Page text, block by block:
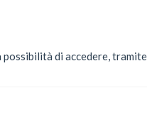
di accedere,